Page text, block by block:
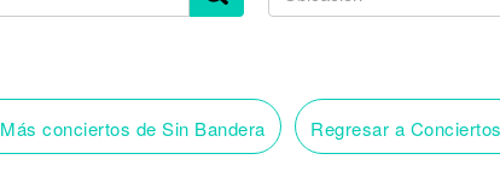
Más conciertos de Sin Bandera Regresar a Conciertos